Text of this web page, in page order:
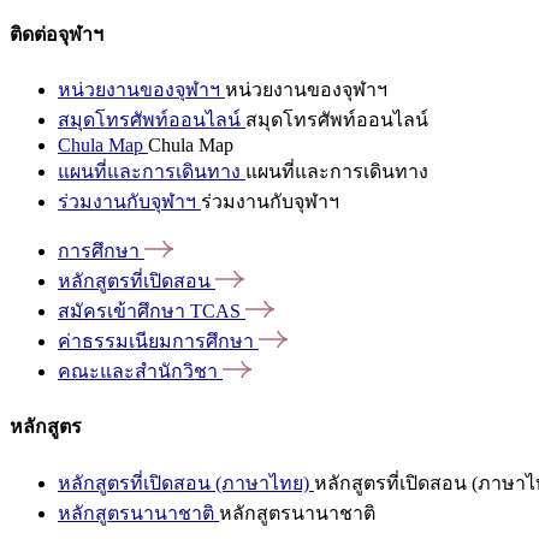
ติดต่อจุฬาฯ
หน่วยงานของจุฬาฯ หน่วยงานของจุฬาฯ
สมุดโทรศัพท์ออนไลน์ สมุดโทรศัพท์ออนไลน์
Chula Map Chula Map
แผนที่และการเดินทาง แผนที่และการเดินทาง
ร่วมงานกับจุฬาฯ ร่วมงานกับจุฬาฯ
การศึกษา
หลักสูตรที่เปิดสอน
สมัครเข้าศึกษา TCAS
ค่าธรรมเนียมการศึกษา
คณะและสำนักวิชา
หลักสูตร
หลักสูตรที่เปิดสอน (ภาษาไทย) หลักสูตรที่เปิดสอน (ภาษาไ
หลักสูตรนานาชาติ หลักสูตรนานาชาติ